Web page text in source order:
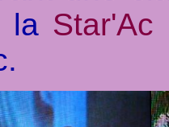
la Star'Ac